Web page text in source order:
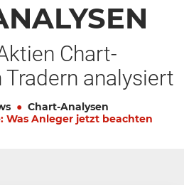
Chart-
analysiert
Chart-Analysen
Was Anleger jetzt beachten